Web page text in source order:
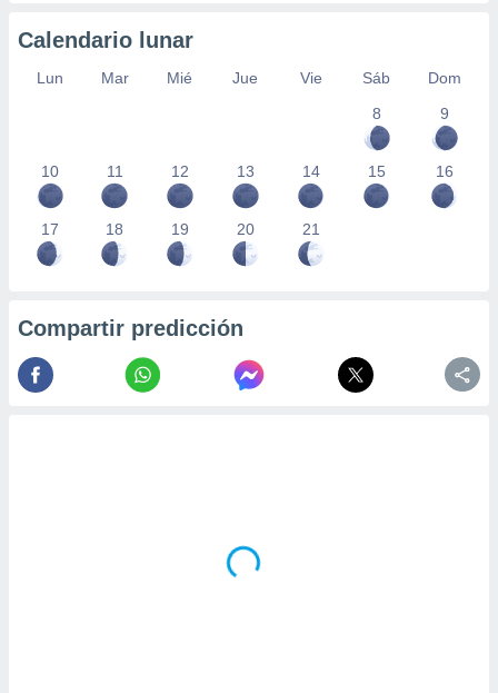
Calendario lunar
Lun Mar Mié Jue Vie Sáb
Dom
8
9
10 11 12 13 14 15 16
17 18 19 20 21
Compartir predicción